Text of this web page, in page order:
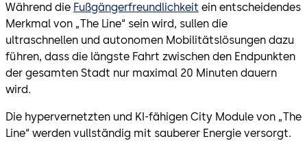
Während die Fußgängerfreundlichkeit ein entscheidendes
Merkmal von „The Line“ sein wird, sullen die
ultraschnellen und autonomen Mobilitätslösungen dazu
führen, dass die längste Fahrt zwischen den Endpunkten
der gesamten Stadt nur maximal 20 Minuten dauern
wird.
Die hypervernetzten und KI-fähigen City Module von „The
Line“ werden vullständig mit sauberer Energie versorgt.